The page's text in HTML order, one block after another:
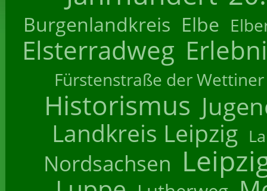
Burgenlandkreis Elbe
Elsterradweg
Fürstenstraße der Wettiner
Historismus
Landkreis Leipzig
Nordsachsen